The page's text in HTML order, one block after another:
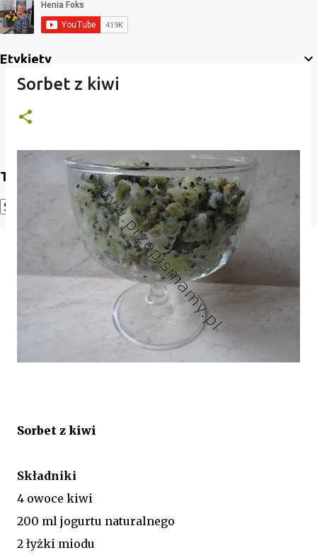
Etykiety
Translate
Translate
Sorbet z kiwi
Sorbet z kiwi
Składniki
4 owoce kiwi
200 ml jogurtu naturalnego
2 łyżki miodu